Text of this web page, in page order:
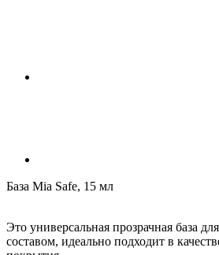
База Mia Safe, 15 мл
Это универсальная прозрачная база
составом, идеально подходит в